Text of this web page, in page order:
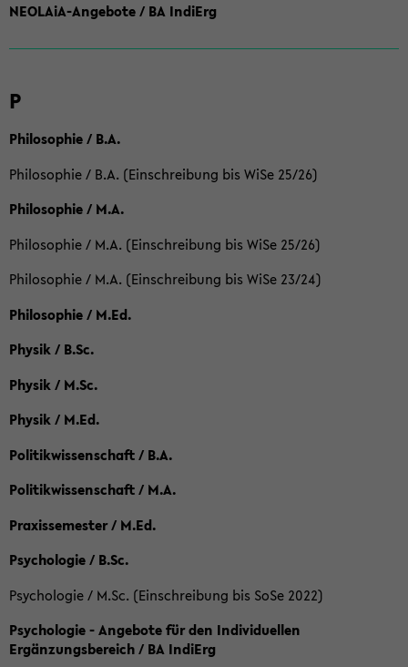
NEOLAiA-Angebote / BA IndiErg
P
Philosophie / B.A.
Philosophie / B.A. (Einschreibung bis WiSe 25/26)
Philosophie / M.A.
Philosophie / M.A. (Einschreibung bis WiSe 25/26)
Philosophie / M.A. (Einschreibung bis WiSe 23/24)
Philosophie / M.Ed.
Physik / B.Sc.
Physik / M.Sc.
Physik / M.Ed.
Politikwissenschaft / B.A.
Politikwissenschaft / M.A.
Praxissemester / M.Ed.
Psychologie / B.Sc.
Psychologie / M.Sc. (Einschreibung bis SoSe 2022)
Psychologie - Angebote für den Individuellen
Ergänzungsbereich / BA IndiErg